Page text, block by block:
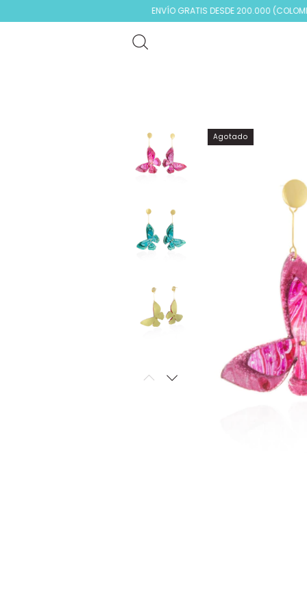
ENVÍO GRATIS DESDE 200.000 (COLOMBIA)
Agotado